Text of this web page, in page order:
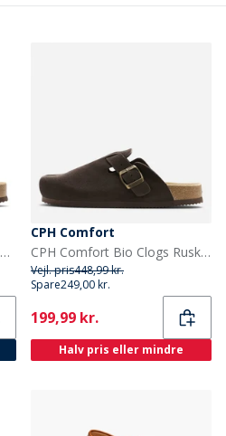
CPH Comfort Bio Clog Sandaler af ruskind Taupe
CPH Comfort
CPH Comfort Bio Clogs Ruskind Sandaler Dark Brown
Vejl. pris448,99 kr.
Spare249,00 kr.
Current
199,99 kr.
Halv pris eller mindre